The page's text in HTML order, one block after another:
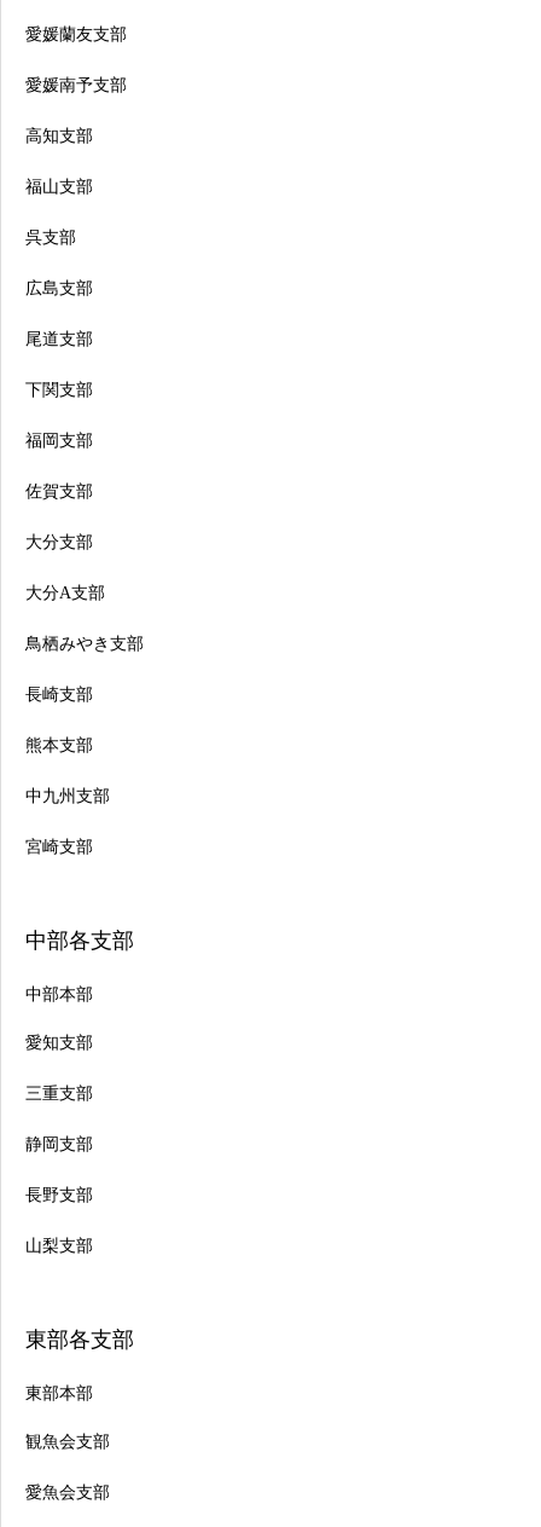
愛媛蘭友支部
愛媛南予支部
高知支部
福山支部
呉支部
広島支部
尾道支部
下関支部
福岡支部
佐賀支部
大分支部
大分A支部
鳥栖みやき支部
長崎支部
熊本支部
中九州支部
宮崎支部
中部各支部
中部本部
愛知支部
三重支部
静岡支部
長野支部
山梨支部
東部各支部
東部本部
観魚会支部
愛魚会支部